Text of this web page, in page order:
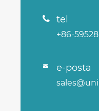
 tel
+86-
 e-posta